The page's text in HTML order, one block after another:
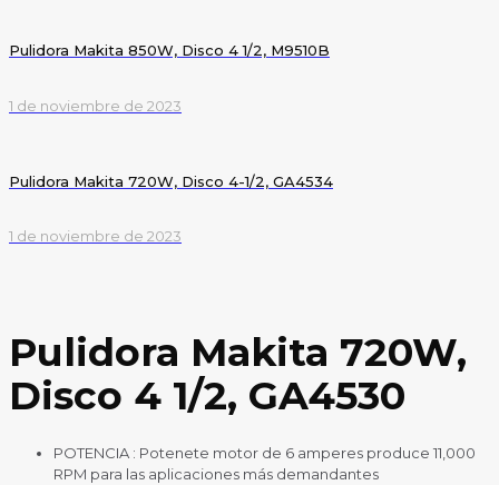
Pulidora Makita 850W, Disco 4 1/2, M9510B
1 de noviembre de 2023
Pulidora Makita 720W, Disco 4-1/2, GA4534
1 de noviembre de 2023
Pulidora Makita 720W,
Disco 4 1/2, GA4530
POTENCIA : Potenete motor de 6 amperes produce 11,000
RPM para las aplicaciones más demandantes